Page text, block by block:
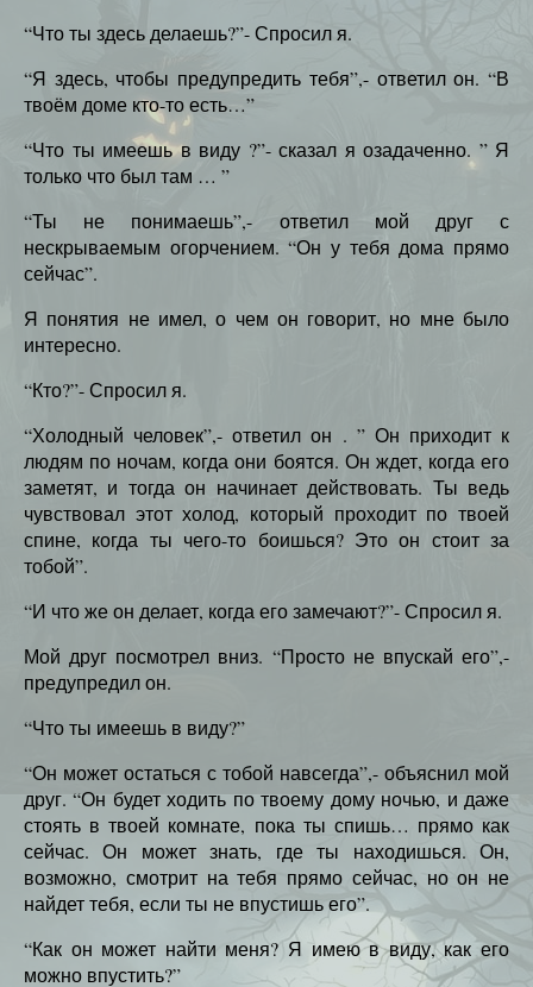
“Что ты здесь делаешь?”- Спросил я.
“Я здесь, чтобы предупредить тебя”,- ответил он. “В
твоём доме кто-то есть…”
“Что ты имеешь в виду ?”- сказал я озадаченно. ” Я
только что был там … ”
“Ты не понимаешь”,- ответил мой друг с
нескрываемым огорчением. “Он у тебя дома прямо
сейчас”.
Я понятия не имел, о чем он говорит, но мне было
интересно.
“Кто?”- Спросил я.
“Холодный человек”,- ответил он . ” Он приходит к
людям по ночам, когда они боятся. Он ждет, когда его
заметят, и тогда он начинает действовать. Ты ведь
чувствовал этот холод, который проходит по твоей
спине, когда ты чего-то боишься? Это он стоит за
тобой”.
“И что же он делает, когда его замечают?”- Спросил я.
Мой друг посмотрел вниз. “Просто не впускай его”,-
предупредил он.
“Что ты имеешь в виду?”
“Он может остаться с тобой навсегда”,- объяснил мой
друг. “Он будет ходить по твоему дому ночью, и даже
стоять в твоей комнате, пока ты спишь… прямо как
сейчас. Он может знать, где ты находишься. Он,
возможно, смотрит на тебя прямо сейчас, но он не
найдет тебя, если ты не впустишь его”.
“Как он может найти меня? Я имею в виду, как его
можно впустить?”